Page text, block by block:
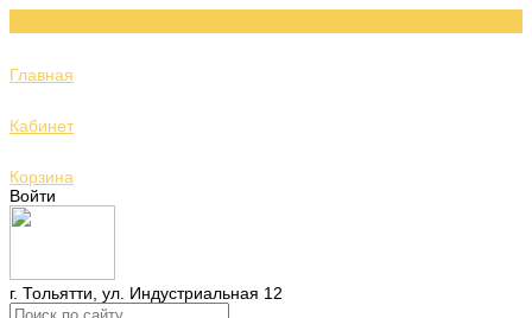
Главная
Кабинет
Корзина
Войти
г. Тольятти, ул. Индустриальная 12